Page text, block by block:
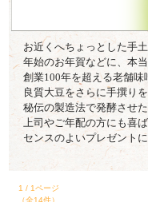
お近くへちょっとした手
年始のお年賀などに、本
創業100年を超える老舗味
良質大豆をさらに手撰り
秘伝の製造法で発酵させ
上司やご年配の方にも喜
センスのよいプレゼント
1 / 1ページ
（全14件）